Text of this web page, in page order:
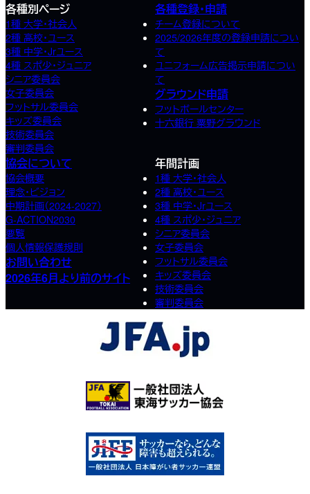
各種別ページ
1種 大学・社会人
2種 高校･ユース
3種 中学･Jrユース
4種 スポ少･ジュニア
シニア委員会
女子委員会
フットサル委員会
キッズ委員会
技術委員会
審判委員会
各種登録・申請
チーム登録について
2025/2026年度の登録申請につい
て
ユニフォーム広告掲示申請につい
て
グラウンド申請
フットボールセンター
十六銀行 粟野グラウンド
協会について
協会概要
理念・ビジョン
中期計画（2024-2027）
G-ACTION2030
要覧
個人情報保護規則
お問い合わせ
2026年6月より前のサイト
年間計画
1種 大学・社会人
2種 高校･ユース
3種 中学･Jrユース
4種 スポ少･ジュニア
シニア委員会
女子委員会
フットサル委員会
キッズ委員会
技術委員会
審判委員会